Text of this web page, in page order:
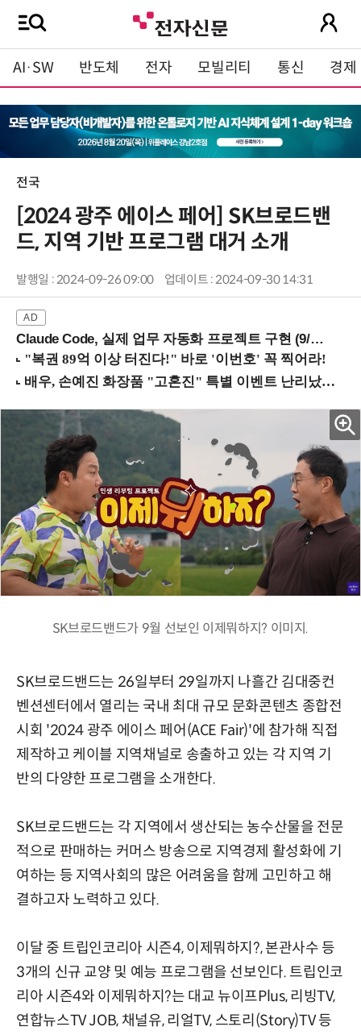
AI·SW 반도체 전자 모빌리티 통신 경제
전국
[2024 광주 에이스 페어] SK브로드밴
드, 지역 기반 프로그램 대거 소개
발행일 : 2024-09-26 09:00 업데이트 : 2024-09-30 14:31
Claude Code, 실제 업무 자동화 프로젝트 구현 (9/16 ~17 강남역)
SK브로드밴드가 9월 선보인 이제뭐하지? 이미지.
SK브로드밴드는 26일부터 29일까지 나흘간 김대중컨
벤션센터에서 열리는 국내 최대 규모 문화콘텐츠 종합전
시회 '2024 광주 에이스 페어(ACE Fair)'에 참가해 직접
제작하고 케이블 지역채널로 송출하고 있는 각 지역 기
반의 다양한 프로그램을 소개한다.
SK브로드밴드는 각 지역에서 생산되는 농수산물을 전문
적으로 판매하는 커머스 방송으로 지역경제 활성화에 기
여하는 등 지역사회의 많은 어려움을 함께 고민하고 해
결하고자 노력하고 있다.
이달 중 트립인코리아 시즌4, 이제뭐하지?, 본관사수 등
3개의 신규 교양 및 예능 프로그램을 선보인다. 트립인코
리아 시즌4와 이제뭐하지?는 대교 뉴이프Plus, 리빙TV,
연합뉴스TV JOB, 채널유, 리얼TV, 스토리(Story)TV 등